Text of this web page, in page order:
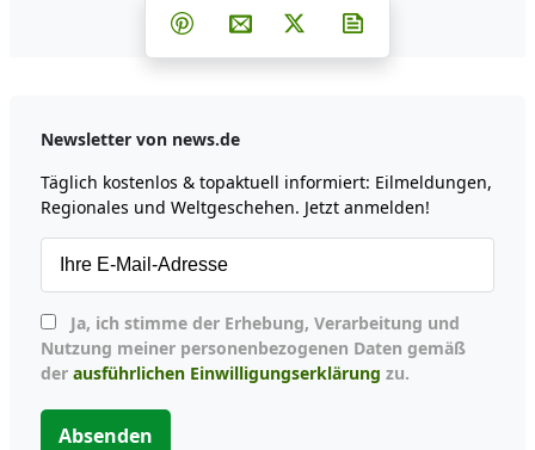
Teilen auf Facebook
Teilen auf Whatsapp
Teilen auf Telegram
Teilen auf Pinterest
Per E-Mail teilen
Post auf X
Newsletter von news.de
Täglich kostenlos & topaktuell informiert: Eilmeldungen,
Regionales und Weltgeschehen. Jetzt anmelden!
Nutzung meiner personenbezogenen Daten gemäß
der ausführlichen Einwilligungserklärung zu.
Absenden